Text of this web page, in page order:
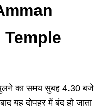
खुलने का समय सुबह 4.30 बजे
यह दोपहर में बंद हो जाता